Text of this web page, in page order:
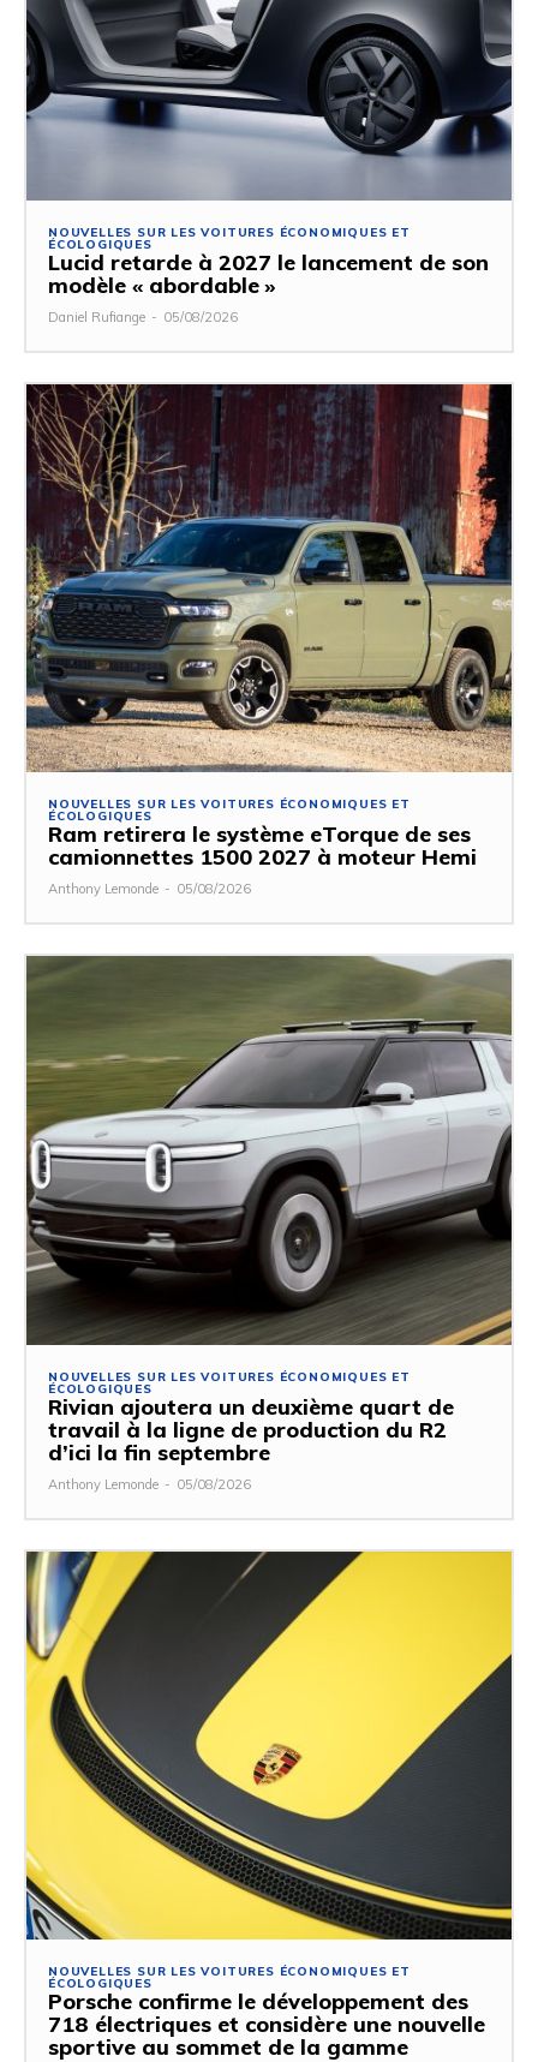
NOUVELLES SUR LES VOITURES ÉCONOMIQUES ET
ÉCOLOGIQUES
Lucid retarde à 2027 le lancement de son
modèle « abordable »
Daniel Rufiange - 05/08/2026
NOUVELLES SUR LES VOITURES ÉCONOMIQUES ET
ÉCOLOGIQUES
Ram retirera le système eTorque de ses
camionnettes 1500 2027 à moteur Hemi
Anthony Lemonde - 05/08/2026
NOUVELLES SUR LES VOITURES ÉCONOMIQUES ET
ÉCOLOGIQUES
Rivian ajoutera un deuxième quart de
travail à la ligne de production du R2
d’ici la fin septembre
Anthony Lemonde - 05/08/2026
NOUVELLES SUR LES VOITURES ÉCONOMIQUES ET
ÉCOLOGIQUES
Porsche confirme le développement des
718 électriques et considère une nouvelle
sportive au sommet de la gamme